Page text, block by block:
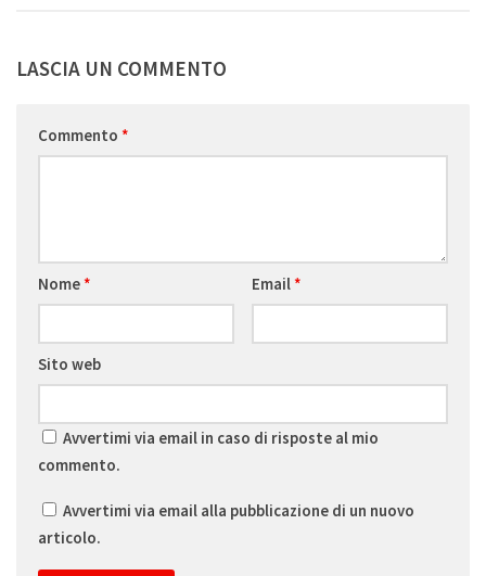
LASCIA UN COMMENTO
Commento *
Nome* Email*
Sito web
Avvertimi via email in caso di risposte al mio
commento.
Avvertimi via email alla pubblicazione di un nuovo
articolo.